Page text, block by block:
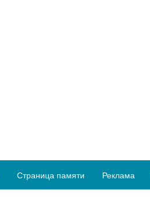
Страница памяти Реклама